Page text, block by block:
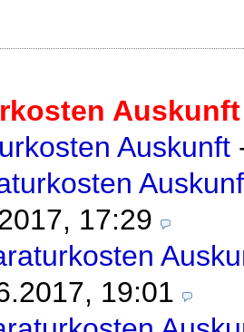
Auskunft
Auskunft
17:29
19:01